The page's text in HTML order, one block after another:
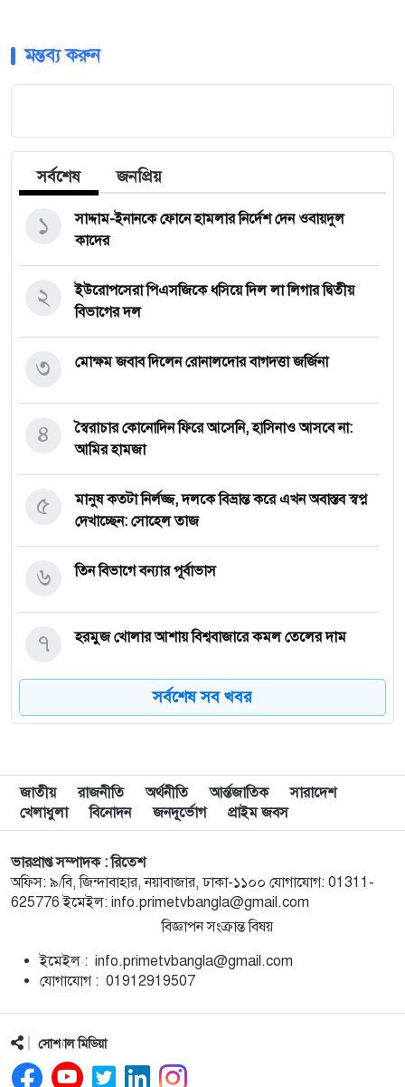
মন্তব্য করুন
সর্বশেষ জনপ্রিয়
সাদ্দাম-ইনানকে ফোনে হামলার নির্দেশ দেন ওবায়দুল
কাদের
১
ইউরোপসেরা পিএসজিকে ধসিয়ে দিল লা লিগার দ্বিতীয়
বিভাগের দল
২
মোক্ষম জবাব দিলেন রোনালদোর বাগদত্তা জর্জিনা
৩
স্বৈরাচার কোনোদিন ফিরে আসেনি, হাসিনাও আসবে না:
আমির হামজা
৪
মানুষ কতটা নির্লজ্জ, দলকে বিভ্রান্ত করে এখন অবাস্তব স্বপ্ন
দেখাচ্ছেন: সোহেল তাজ
৫
তিন বিভাগে বন্যার পূর্বাভাস
৬
হরমুজ খোলার আশায় বিশ্ববাজারে কমল তেলের দাম
৭
মোদি এখন দুর্বল, এবার বড় আন্দোলনের সতর্কবার্তা
দিলেন সোনাম ওয়াংচুক
৮
অস্ত্র নিয়ে তথ্য ফাঁসকারীদের খুঁজছেন ট্রাম্প
৯
রাজধানীতে জামাতার ছুরিকাঘাতে মা-মেয়ে নিহত
১১
ভয়াবহ দাবানলে সস্ত্রীক ফ্রান্স ছাড়লেন জর্জ ক্লুনি
১২
নতুন আইন কর্মকর্তাদের সততার সঙ্গে কাজ করার আহ্বান
অ্যাটর্নি জেনারেলের
১৩
সর্বশেষ সব খবর
জাতীয় রাজনীতি অর্থনীতি আর্ন্তজাতিক
সারাদেশ
খেলাধুলা
বিনোদন জনদূর্ভোগ প্রাইম জবস
ভারপ্রাপ্ত সম্পাদক : রিতেশ
অফিস: ৯/বি, জিন্দাবাহার, নয়াবাজার, ঢাকা-১১০০ যোগাযোগ: 01311-
625776 ইমেইল: info.primetvbangla@gmail.com
বিজ্ঞাপন সংক্রান্ত বিষয়
ইমেইল : info.primetvbangla@gmail.com
যোগাযোগ : 01912919507
সোশ্যাল মিডিয়া